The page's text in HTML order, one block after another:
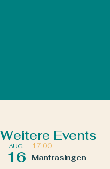
Weitere Events
AUG.
16
17:00
Mantrasingen